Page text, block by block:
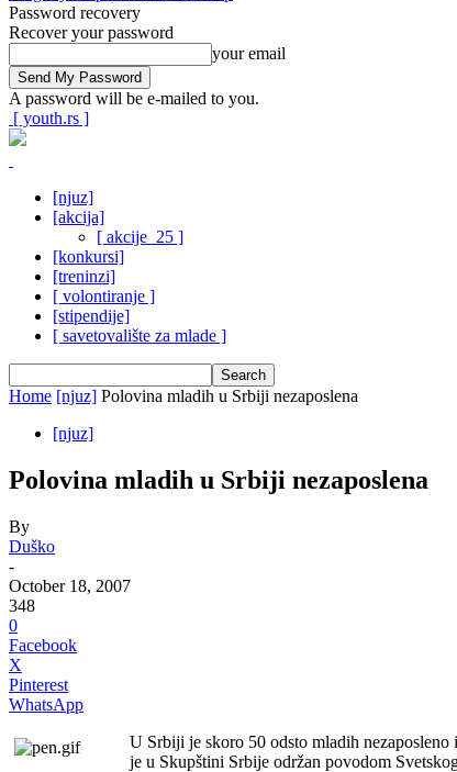
Password recovery
Recover your password
your email
A password will be e-mailed to you.
[ youth.rs ]
[njuz]
[akcija]
[ akcije_25 ]
[konkursi]
[treninzi]
[ volontiranje ]
[stipendije]
[ savetovalište za mlade ]
Home [njuz] Polovina mladih u Srbiji nezaposlena
[njuz]
Polovina mladih u Srbiji nezaposlena
By
Duško
-
October 18, 2007
348
0
Facebook
X
Pinterest
WhatsApp
U Srbiji je skoro 50 odsto mladih
je u Skupštini Srbije održan povodom